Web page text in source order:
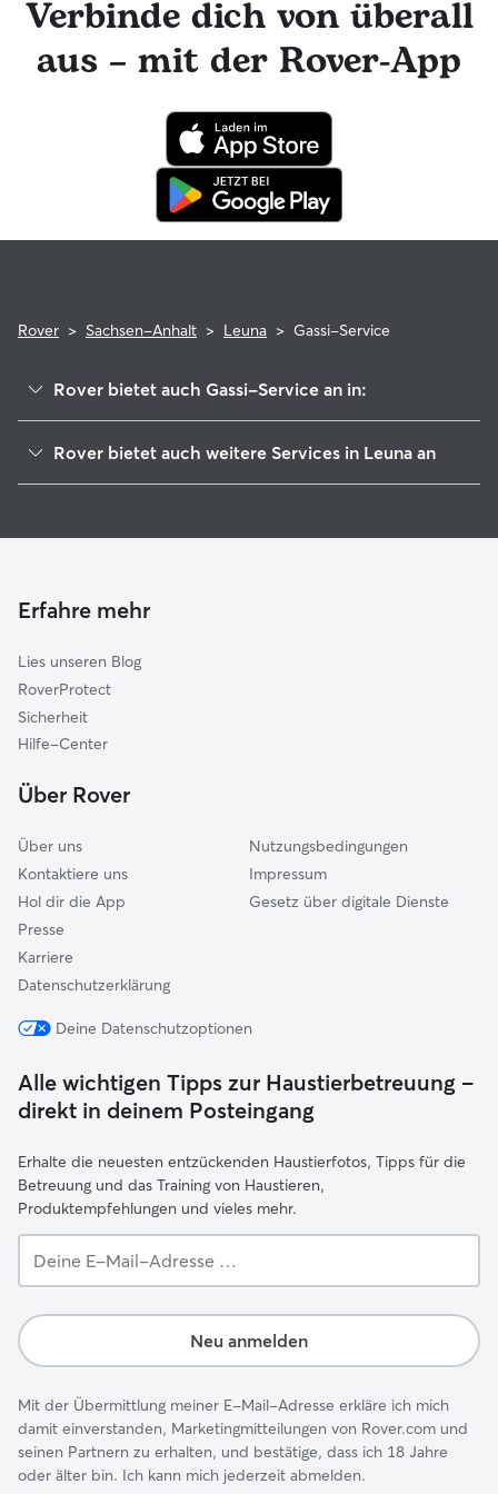
engagierte Rover-Team ist für dich da und dein Dog Walker
hat die Möglichkeit, professionelle tierärztliche Beratung in
Anspruch zu nehmen. Im seltenen Fall eines Problems
während der Buchung kannst du beruhigt sein, denn dein
tierärztliche Behandlungen erstattet.
Verbinde dich von überall
aus – mit der Rover-App
Rover > Sachsen-Anhalt > Leuna > Gassi-Service
Rover bietet auch Gassi-Service an in:
Weißenfels
Lützen
Kabelsketal
Markranstädt
Mücheln
Halle
Rover bietet auch weitere Services in Leuna an
Katzensitter in Leuna
Erfahre mehr
Lies unseren Blog
RoverProtect
Sicherheit
Hilfe-Center
Über Rover
Über uns
Kontaktiere uns
Hol dir die App
Presse
Karriere
Datenschutzerklärung
Nutzungsbedingungen
Impressum
Gesetz über digitale Dienste
Deine Datenschutzoptionen
Alle wichtigen Tipps zur Haustierbetreuung –
direkt in deinem Posteingang
Erhalte die neuesten entzückenden Haustierfotos, Tipps für die
Betreuung und das Training von Haustieren,
Produktempfehlungen und vieles mehr.
E-
Adresse …
Neu anmelden
Mit der Übermittlung meiner E-Mail-Adresse erkläre ich mich
damit einverstanden, Marketingmitteilungen von Rover.com und
seinen Partnern zu erhalten, und bestätige, dass ich 18 Jahre
oder älter bin. Ich kann mich jederzeit abmelden.